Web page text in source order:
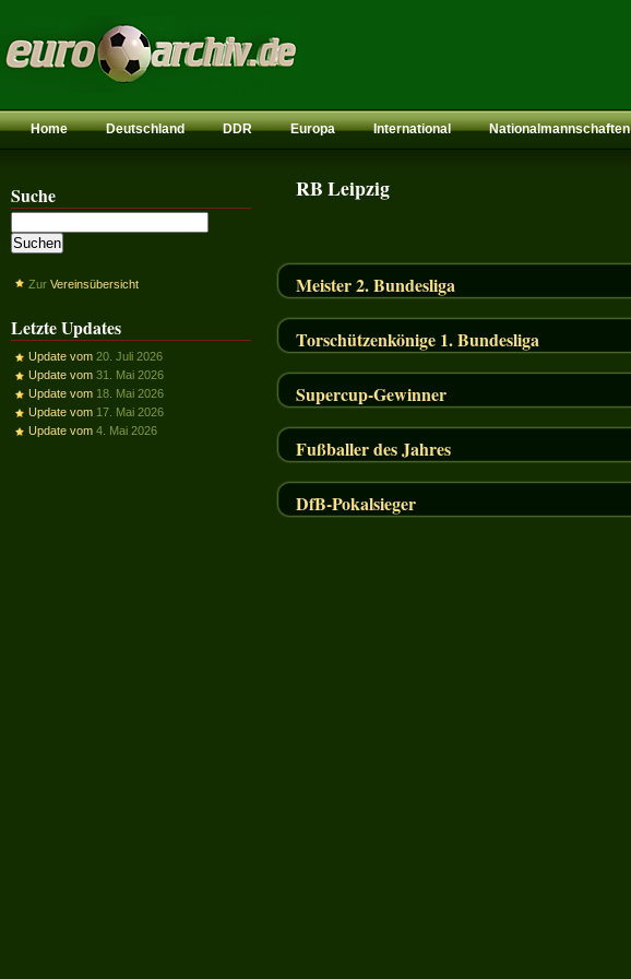
Home Deutschland DDR Europa International Nationalmannschaften
Suche
Zur Vereinsübersicht
Letzte Updates
Update vom 20. Juli 2026
Update vom 31. Mai 2026
Update vom 18. Mai 2026
Update vom 17. Mai 2026
Update vom 4. Mai 2026
RB Leipzig
Meister 2. Bundesliga
Torschützenkönige 1. Bundesliga
Supercup-Gewinner
Fußballer des Jahres
DfB-Pokalsieger